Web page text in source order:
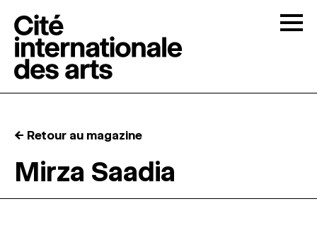
RÉSIDENCES ↓
← Retour au magazine
Mirza Saadia